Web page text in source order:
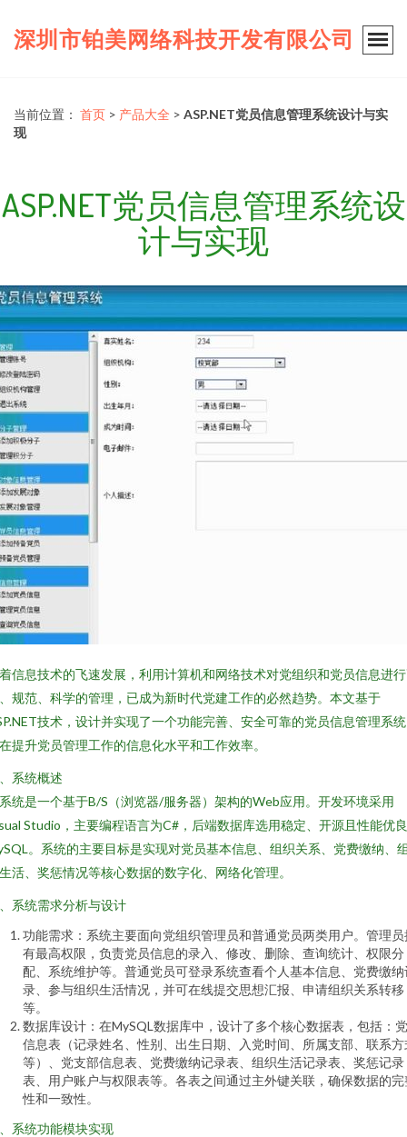
深圳市铂美网络科技开发有限公司
当前位置： 首页 > 产品大全 > ASP.NET党员信息管理系统设计与实
现
ASP.NET党员信息管理系统设
计与实现
信息技术的飞速发展，利用计算机和网络技术对党组织和党员信息进
规范、科学的管理，已成为新时代党建工作的必然趋势。本文基于
技术，设计并实现了一个功能完善、安全可靠的党员信息管理系
提升党员管理工作的信息化水平和工作效率。
系统概述
统是一个基于B/S（浏览器/服务器）架构的Web应用。开发环境采用
Studio，主要编程语言为C#，后端数据库选用稳定、开源且性能优
。系统的主要目标是实现对党员基本信息、组织关系、党费缴纳、
活、奖惩情况等核心数据的数字化、网络化管理。
系统需求分析与设计
功能需求：系统主要面向党组织管理员和普通党员两类用户。管理员
有最高权限，负责党员信息的录入、修改、删除、查询统计、权限分
配、系统维护等。普通党员可登录系统查看个人基本信息、党费缴纳
录、参与组织生活情况，并可在线提交思想汇报、申请组织关系转移
等。
数据库设计：在MySQL数据库中，设计了多个核心数据表，包括：
信息表（记录姓名、性别、出生日期、入党时间、所属支部、联系方
等）、党支部信息表、党费缴纳记录表、组织生活记录表、奖惩记录
表、用户账户与权限表等。各表之间通过主外键关联，确保数据的完
性和一致性。
系统功能模块实现